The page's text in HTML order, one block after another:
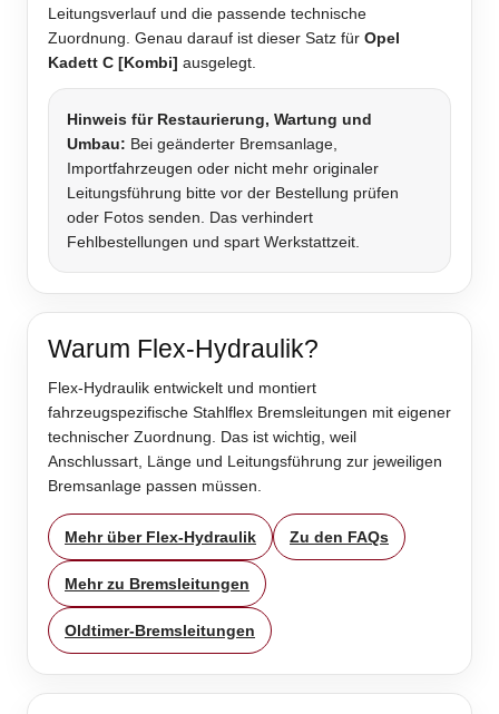
Leitungsverlauf und die passende technische
Zuordnung. Genau darauf ist dieser Satz für Opel
Kadett C [Kombi] ausgelegt.
Hinweis für Restaurierung, Wartung und
Umbau: Bei geänderter Bremsanlage,
Importfahrzeugen oder nicht mehr originaler
Leitungsführung bitte vor der Bestellung prüfen
oder Fotos senden. Das verhindert
Fehlbestellungen und spart Werkstattzeit.
Warum Flex-Hydraulik?
Flex-Hydraulik entwickelt und montiert
fahrzeugspezifische Stahlflex Bremsleitungen mit eigener
technischer Zuordnung. Das ist wichtig, weil
Anschlussart, Länge und Leitungsführung zur jeweiligen
Bremsanlage passen müssen.
Mehr über Flex-Hydraulik Zu den FAQs
Mehr zu Bremsleitungen
Oldtimer-Bremsleitungen